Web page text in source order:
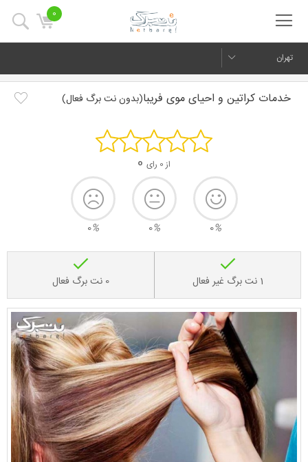
0
تهران
خدمات کراتین و احیای موی فریبا(بدون نت برگ فعال)
از 0 رای 0
0%
0%
0%
1 نت برگ غیر فعال 0 نت برگ فعال